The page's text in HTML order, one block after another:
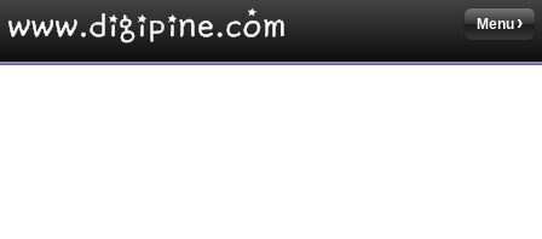
Menu
Sketchbook5, 스케치북5